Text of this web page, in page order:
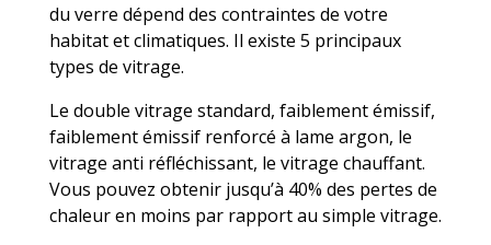
du verre dépend des contraintes de votre
habitat et climatiques. Il existe 5 principaux
types de vitrage.
Le double vitrage standard, faiblement émissif,
faiblement émissif renforcé à lame argon, le
vitrage anti réfléchissant, le vitrage chauffant.
Vous pouvez obtenir jusqu’à 40% des pertes de
chaleur en moins par rapport au simple vitrage.